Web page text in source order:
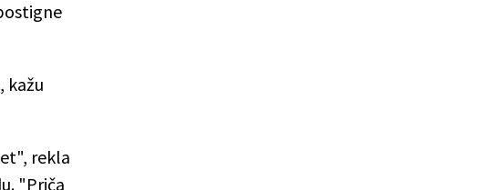
kažu
rekla
"Priča